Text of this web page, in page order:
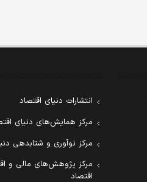
انتشارات دنیای اقتصاد
مرکز همایش‌های دنیای
مرکز نوآوری و شتابدهی
مرکز پژوهش‌های مالی و
اقتصاد